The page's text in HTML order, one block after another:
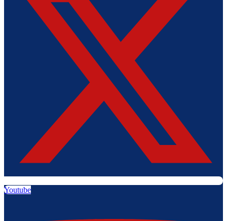
Youtube